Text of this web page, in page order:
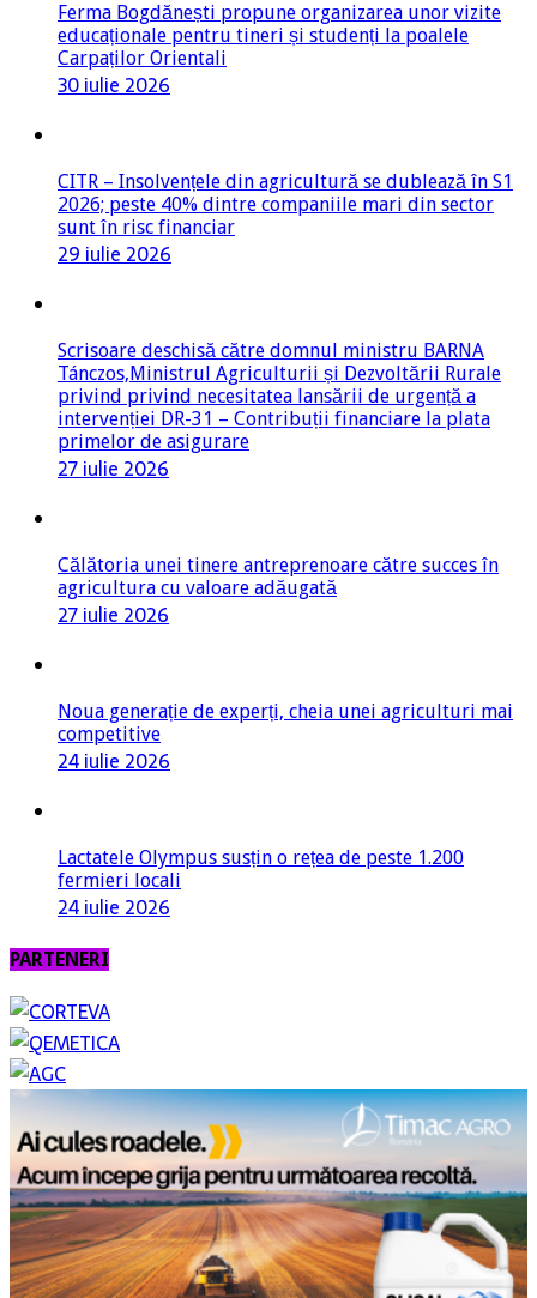
Ferma Bogdănești propune organizarea unor vizite
educaționale pentru tineri și studenți la poalele
Carpaților Orientali
30 iulie 2026
CITR – Insolvențele din agricultură se dublează în S1
2026; peste 40% dintre companiile mari din sector
sunt în risc financiar
29 iulie 2026
Scrisoare deschisă către domnul ministru BARNA
Tánczos,Ministrul Agriculturii și Dezvoltării Rurale
privind privind necesitatea lansării de urgență a
intervenției DR-31 – Contribuții financiare la plata
primelor de asigurare
27 iulie 2026
Călătoria unei tinere antreprenoare către succes în
agricultura cu valoare adăugată
27 iulie 2026
Noua generație de experți, cheia unei agriculturi mai
competitive
24 iulie 2026
Lactatele Olympus susțin o rețea de peste 1.200
fermieri locali
24 iulie 2026
PARTENERI